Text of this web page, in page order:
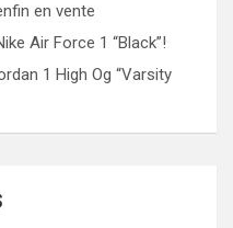
en vente
Air Force 1 “Black”!
1 High Og “Varsity